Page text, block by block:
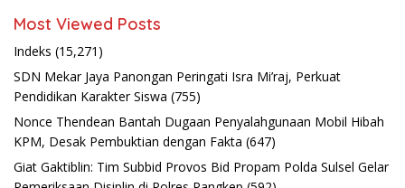
Most Viewed Posts
Indeks (15,271)
SDN Mekar Jaya Panongan Peringati Isra Mi’raj, Perkuat
Pendidikan Karakter Siswa (755)
Nonce Thendean Bantah Dugaan Penyalahgunaan Mobil Hibah
KPM, Desak Pembuktian dengan Fakta (647)
Giat Gaktiblin: Tim Subbid Provos Bid Propam Polda Sulsel Gelar